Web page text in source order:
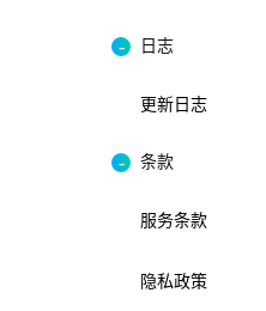
日志
更新日志
条款
服务条款
隐私政策